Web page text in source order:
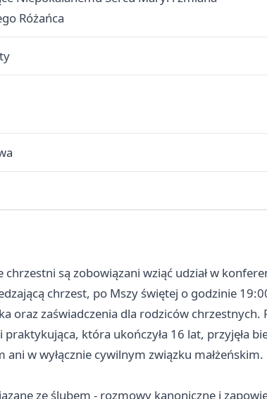
Różańca
chrzestni są zobowiązani wziąć udział w
chrzest, po Mszy świętej o godzinie
oraz zaświadczenia dla rodziców
praktykująca, która ukończyła 16 lat, przyjęła
ani w wyłącznie cywilnym związku małżeńskim.
ze ślubem - rozmowy kanoniczne i